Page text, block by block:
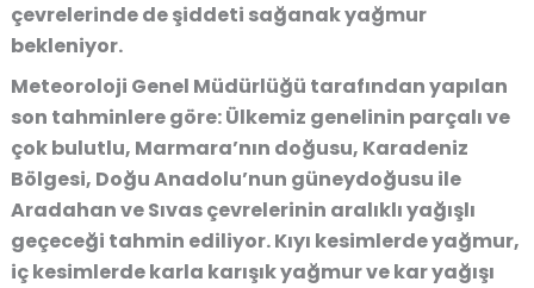
çevrelerinde de şiddeti sağanak yağmur
bekleniyor.
Meteoroloji Genel Müdürlüğü tarafından yapılan
son tahminlere göre: Ülkemiz genelinin parçalı ve
çok bulutlu, Marmara’nın doğusu, Karadeniz
Bölgesi, Doğu Anadolu’nun güneydoğusu ile
Aradahan ve Sıvas çevrelerinin aralıklı yağışlı
geçeceği tahmin ediliyor. Kıyı kesimlerde yağmur,
iç kesimlerde karla karışık yağmur ve kar yağışı